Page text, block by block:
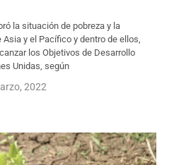
la situación de pobreza y la
y el Pacífico y dentro de ellos,
los Objetivos de Desarrollo
Unidas, según
2022